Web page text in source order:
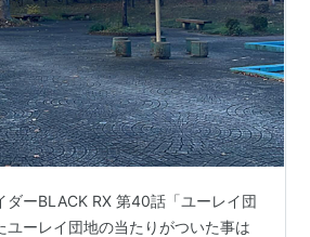
ダーBLACK RX 第40話「ユーレイ団
ユーレイ団地の当たりがついた事は